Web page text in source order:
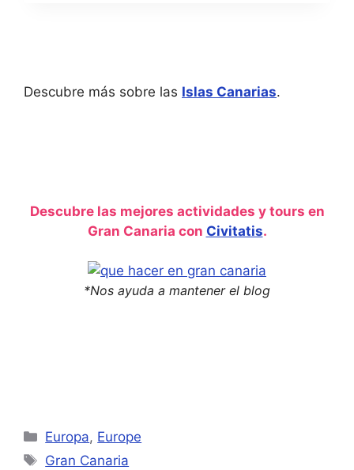
Descubre más sobre las Islas Canarias.
Descubre las mejores actividades y tours en
Gran Canaria con Civitatis.
*Nos ayuda a mantener el blog
Categorías
Europa, Europe
Etiquetas
Gran Canaria